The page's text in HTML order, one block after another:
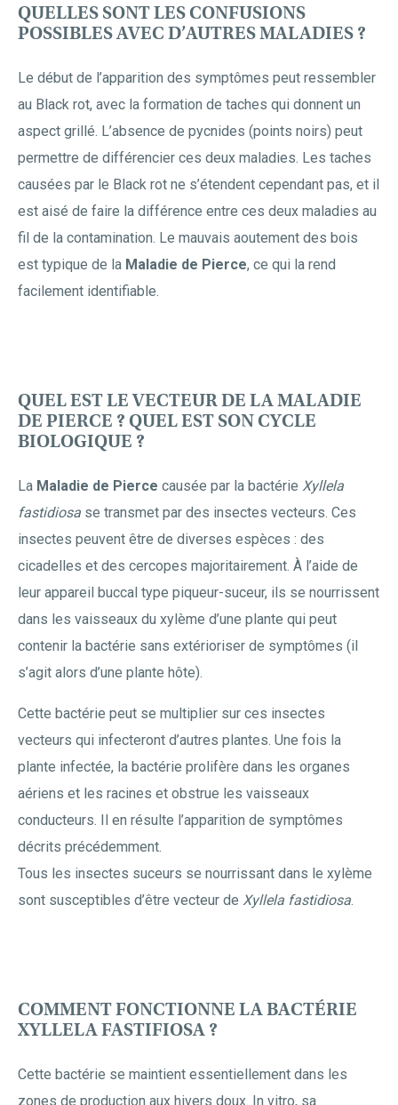
QUELLES SONT LES CONFUSIONS
POSSIBLES AVEC D’AUTRES MALADIES ?
Le début de l’apparition des symptômes peut ressembler
au Black rot, avec la formation de taches qui donnent un
aspect grillé. L’absence de pycnides (points noirs) peut
permettre de différencier ces deux maladies. Les taches
causées par le Black rot ne s’étendent cependant pas, et il
est aisé de faire la différence entre ces deux maladies au
fil de la contamination. Le mauvais aoutement des bois
est typique de la Maladie de Pierce, ce qui la rend
facilement identifiable.
QUEL EST LE VECTEUR DE LA MALADIE
DE PIERCE ? QUEL EST SON CYCLE
BIOLOGIQUE ?
La Maladie de Pierce causée par la bactérie Xyllela
fastidiosa se transmet par des insectes vecteurs. Ces
insectes peuvent être de diverses espèces : des
cicadelles et des cercopes majoritairement. À l’aide de
leur appareil buccal type piqueur-suceur, ils se nourrissent
dans les vaisseaux du xylème d’une plante qui peut
contenir la bactérie sans extérioriser de symptômes (il
s’agit alors d’une plante hôte).
Cette bactérie peut se multiplier sur ces insectes
vecteurs qui infecteront d’autres plantes. Une fois la
plante infectée, la bactérie prolifère dans les organes
aériens et les racines et obstrue les vaisseaux
conducteurs. Il en résulte l’apparition de symptômes
décrits précédemment.
Tous les insectes suceurs se nourrissant dans le xylème
sont susceptibles d’être vecteur de Xyllela fastidiosa.
COMMENT FONCTIONNE LA BACTÉRIE
XYLLELA FASTIFIOSA ?
Cette bactérie se maintient essentiellement dans les
zones de production aux hivers doux. In vitro, sa